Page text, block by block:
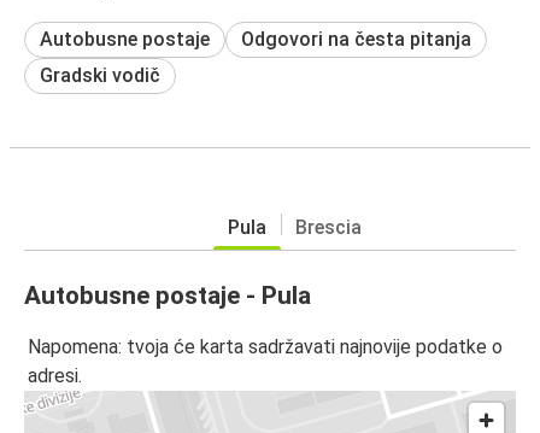
Autobusne postaje
Odgovori na česta pitanja
Gradski vodič
Pula Brescia
Autobusne postaje - Pula
Napomena: tvoja će karta sadržavati najnovije podatke o
adresi.